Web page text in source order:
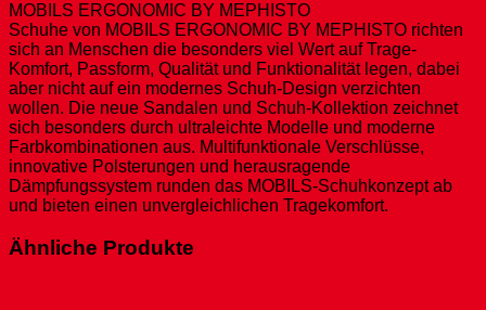
MOBILS ERGONOMIC BY MEPHISTO
Schuhe von MOBILS ERGONOMIC BY MEPHISTO richten
sich an Menschen die besonders viel Wert auf Trage-
Komfort, Passform, Qualität und Funktionalität legen, dabei
aber nicht auf ein modernes Schuh-Design verzichten
wollen. Die neue Sandalen und Schuh-Kollektion zeichnet
sich besonders durch ultraleichte Modelle und moderne
Farbkombinationen aus. Multifunktionale Verschlüsse,
innovative Polsterungen und herausragende
Dämpfungssystem runden das MOBILS-Schuhkonzept ab
und bieten einen unvergleichlichen Tragekomfort.
Ähnliche Produkte